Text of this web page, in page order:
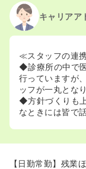
キャリアア
≪スタッフの連
◆診療所の中で
行っていますが
ッフが一丸とな
◆方針づくりも
なときには皆で
【日勤常勤】残業